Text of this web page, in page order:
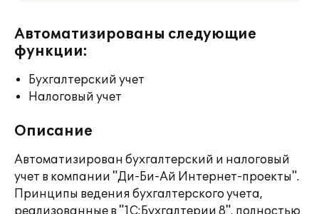
Автоматизированы следующие
функции:
Бухгалтерский учет
Налоговый учет
Описание
Автоматизирован бухгалтерский и налоговый
учет в компании "Ди-Би-Ай Интернет-проекты".
Принципы ведения бухгалтерского учета,
реализованные в "1С:Бухгалтерии 8", полностью